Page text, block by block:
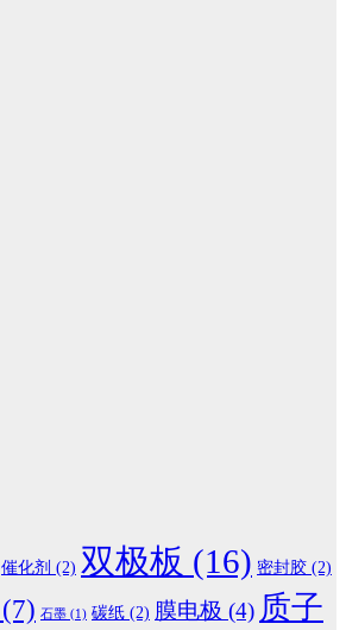
催化剂 (2) 双极板 (16) 密封胶 (2)
(7) 石墨 (1) 碳纸 (2) 膜电极 (4) 质子